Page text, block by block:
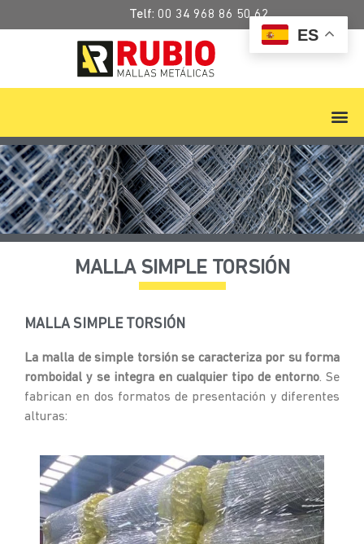
Telf: 00 34 968 86 50 62
MALLA SIMPLE TORSIÓN
MALLA SIMPLE TORSIÓN
La malla de simple torsión se caracteriza por su forma
romboidal y se integra en cualquier tipo de entorno. Se
fabrican en dos formatos de presentación y diferentes
alturas:
ES